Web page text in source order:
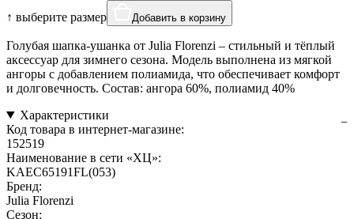
↑ выберите размер
Добавить в корзину
Голубая шапка-ушанка от Julia Florenzi – стильный и тёплый
аксессуар для зимнего сезона. Модель выполнена из мягкой
ангоры с добавлением полиамида, что обеспечивает комфорт
и долговечность. Состав: ангора 60%, полиамид 40%
Характеристики
Код товара в интернет-магазине:
152519
Наименование в сети «ХЦ»:
KAEC65191FL(053)
Бренд:
Julia Florenzi
Сезон: